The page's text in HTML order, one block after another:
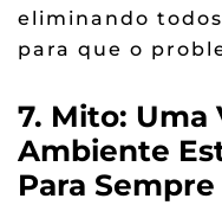
eliminando
para que o
7. Mito: Uma
Ambiente
Para Sempre